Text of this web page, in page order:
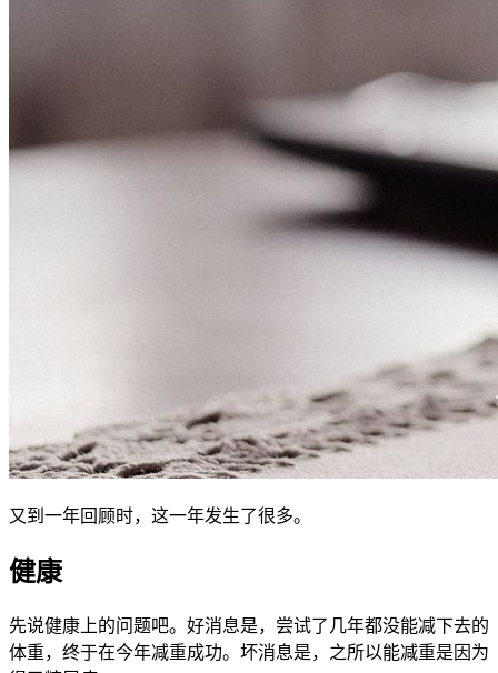
又到一年回顾时，这一年发生了很多。
健康
先说健康上的问题吧。好消息是，尝试了几年都没能减下去的
体重，终于在今年减重成功。坏消息是，之所以能减重是因为